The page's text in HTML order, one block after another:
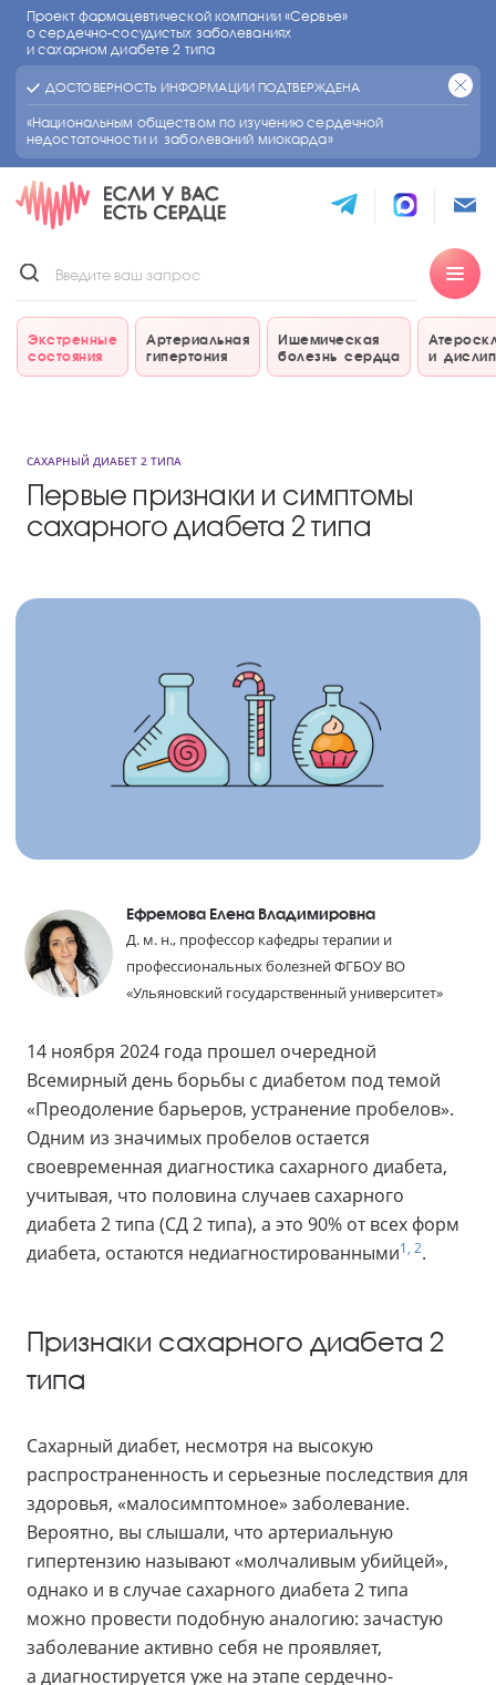
Проект фармацевтической компании «Сервье»
о сердечно-сосудистых заболеваниях
и сахарном диабете 2 типа
ДОСТОВЕРНОСТЬ ИНФОРМАЦИИ ПОДТВЕРЖДЕНА
«Национальным обществом по изучению сердечной
недостаточности и заболеваний миокарда»
Экстренные
состояния
Артериальная
гипертония
Ишемическая
болезнь сердца
и
САХАРНЫЙ ДИАБЕТ 2 ТИПА
Первые признаки и симптомы
сахарного диабета 2 типа
Ефремова Елена Владимировна
Д. м. н., профессор кафедры терапии и
профессиональных болезней ФГБОУ ВО
«Ульяновский государственный университет»
14 ноября 2024 года прошел очередной
Всемирный день борьбы с диабетом под темой
«Преодоление барьеров, устранение пробелов».
Одним из значимых пробелов остается
своевременная диагностика сахарного диабета,
учитывая, что половина случаев сахарного
диабета 2 типа (СД 2 типа), а это 90% от всех форм
диабета, остаются недиагностированными1, 2.
Признаки сахарного диабета 2
типа
Сахарный диабет, несмотря на высокую
распространенность и серьезные последствия для
здоровья, «малосимптомное» заболевание.
Вероятно, вы слышали, что артериальную
гипертензию называют «молчаливым убийцей»,
однако и в случае сахарного диабета 2 типа
можно провести подобную аналогию: зачастую
заболевание активно себя не проявляет,
а диагностируется уже на этапе сердечно-